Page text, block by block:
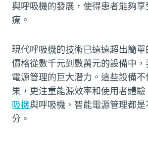
與呼吸機的發展，使得患者能夠
療。
現代呼吸機的技術已遠遠超出簡
價格從數千元到數萬元的設備中
電源管理的巨大潛力。這些設備
果，更注重能源效率和使用者體驗
吸機與呼吸機，智能電源管理都
分。